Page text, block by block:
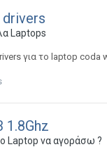
drivers
Laptops
για το laptop coda
1.8Ghz
Laptop να αγοράσω ?